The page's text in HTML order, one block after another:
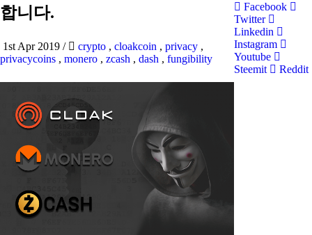
합니다.
1st Apr 2019 / crypto , cloakcoin , privacy ,
privacycoins , monero , zcash , dash , fungibility
Facebook
Twitter
Linkedin
Instagram
Youtube
Steemit
Reddit